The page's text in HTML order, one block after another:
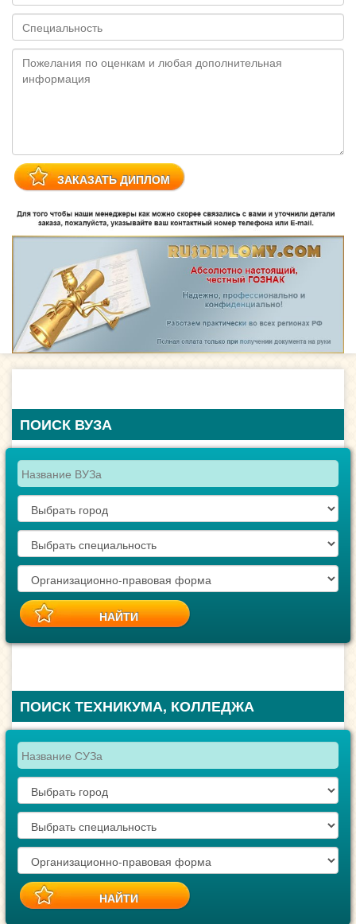
ПОИСК ВУЗА
ПОИСК ТЕХНИКУМА, КОЛЛЕДЖА